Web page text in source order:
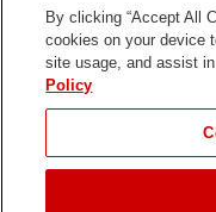
By clicking “Accept All
cookies on your device
site usage, and assist
Policy